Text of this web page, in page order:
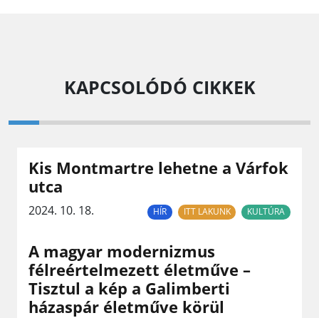
KAPCSOLÓDÓ CIKKEK
Kis Montmartre lehetne a Várfok
utca
2024. 10. 18. HÍR ITT LAKUNK KULTÚRA
A magyar modernizmus
félreértelmezett életműve –
Tisztul a kép a Galimberti
házaspár életműve körül